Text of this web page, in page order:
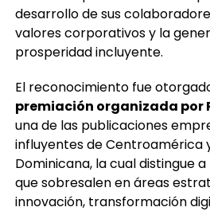
desarrollo de sus
valores corporativos y la
prosperidad incluyente.
El reconocimiento fue
premiación organizada por
una de las publicaciones
influyentes de Centroamérica
Dominicana, la cual distingue
que sobresalen en áreas
innovación, transformación